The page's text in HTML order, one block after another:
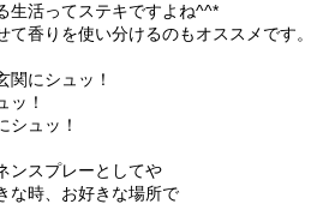
生活ってステキですよね^^*
香りを使い分けるのもオススメです。
関にシュッ！
ッ！
シュッ！
ンスプレーとしてや
な時、お好きな場所で